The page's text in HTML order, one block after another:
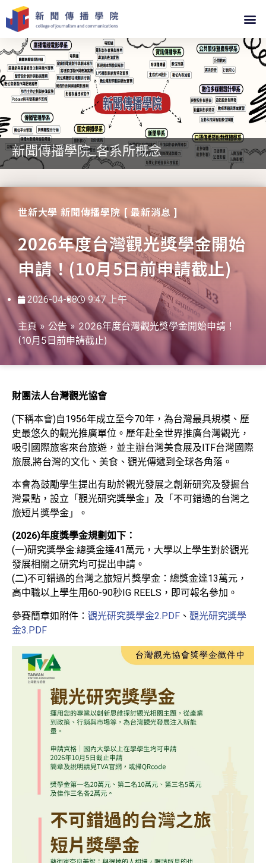
新聞傳播學院_各系所概念
世新大學 新聞傳播學院 [ 最新消息 ]
2026年度台灣觀光獎學金開始
申請！(10月5日前申請截止)
2026-04-08 9:47 上午
主頁 » 公告 » 2026年度台灣觀光獎學金開始申請！
(10月5日前申請截止)
財團法人台灣觀光協會
(下稱本會)自1956年成立至今70年，為台灣最具規模、歷
史最悠久的觀光推廣單位。歷年赴全世界推廣台灣觀光，
吸引國際旅客來台旅遊，並主辦台灣美食展及ITF台灣國際
旅展,將台灣的文化、美食、觀光傳遞到全球各角落。
本會為鼓勵學生提出有助於觀光發展之創新研究及發掘台
灣景點，設立「觀光研究獎學金」及「不可錯過的台灣之
旅短片獎學金」。
(2026)年度獎學金規劃如下：
(一)研究獎學金:總獎金達41萬元，大學以上學生對於觀光
發展相關之研究均可提出申請。
(二)不可錯過的台灣之旅短片獎學金：總獎金達13萬元，
高中職以上學生用60-90秒IG REELS，即可報名參加。
參賽簡章如附件： 觀光研究獎學金2.PDF 、 觀光研究獎學
金3.PDF